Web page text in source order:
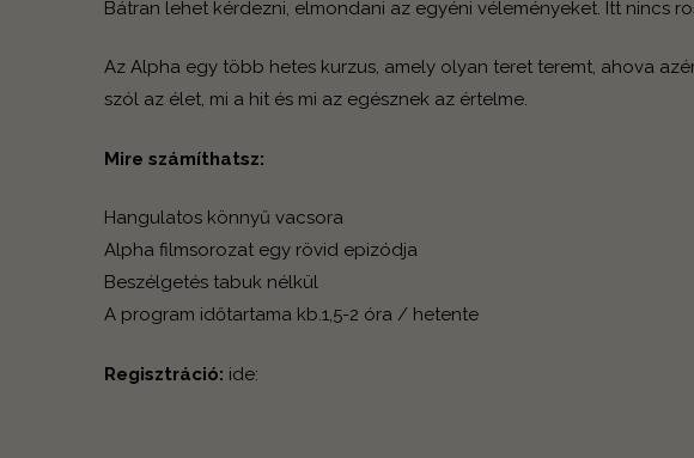
Bátran lehet kérdezni, elmondani az egyéni véleményeket. Itt nincs
Az Alpha egy több hetes kurzus, amely olyan teret teremt, ahova
szól az élet, mi a hit és mi az egésznek az értelme.
Mire számíthatsz:
Hangulatos könnyű vacsora
Alpha filmsorozat egy rövid epizódja
Beszélgetés tabuk nélkül
A program időtartama kb.1,5-2 óra / hetente
Regisztráció: ide: